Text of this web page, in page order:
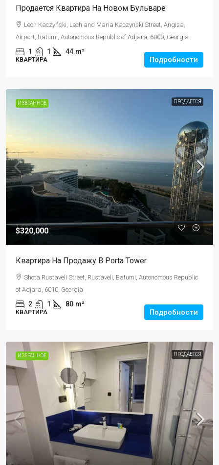
Продается Квартира На Новом Бульваре
Lech Kaczyński, Lech and Maria Kaczynski Street, Angisa,
Airport, Batumi, Autonomous Republic of Adjara, 6000, Georgia
1 1 44 m²
КВАРТИРА Подробности
ИЗБРАННОЕ ПРОДАЕТСЯ
$320,000
Квартира На Продажу В Porta Tower
Shota Rustaveli Street, Rustaveli, Batumi, Autonomous Republic
of Adjara, 6010, Georgia
2 1 80 m²
КВАРТИРА Подробности
ИЗБРАННОЕ ПРОДАЕТСЯ